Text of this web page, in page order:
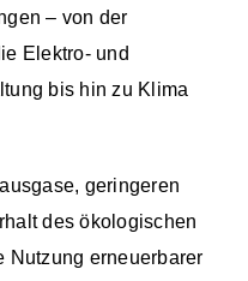
– von der
Elektro- und
bis hin zu Klima
geringeren
des ökologischen
Nutzung erneuerbarer